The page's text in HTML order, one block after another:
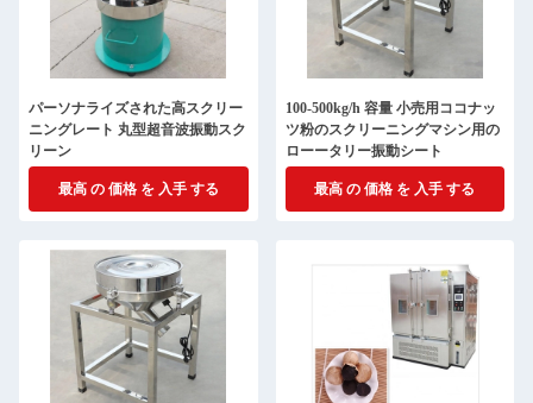
パーソナライズされた高スクリー
ニングレート 丸型超音波振動スク
リーン
最高 の 価格 を 入手 する
100-500kg/h 容量 小売用ココナッ
ツ粉のスクリーニングマシン用の
ローータリー振動シート
最高 の 価格 を 入手 する